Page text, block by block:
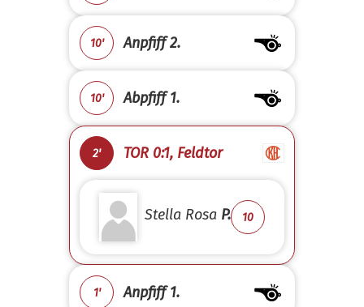
10' Anpfiff 2.
10' Abpfiff 1.
2' TOR 0:1, Feldtor
Stella Rosa P. 10
1' Anpfiff 1.